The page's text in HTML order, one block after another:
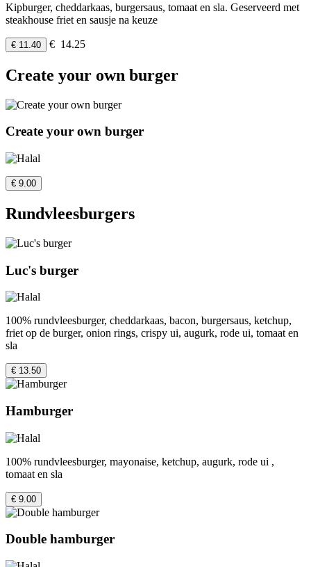
Kipburger, cheddarkaas, burgersaus, tomaat en sla. Geserveerd met
steakhouse friet en sausje na keuze
€ 11.40 € 14.25
Create your own burger
Create your own burger
€ 9.00
Rundvleesburgers
Luc's burger
100% rundvleesburger, cheddarkaas, bacon, burgersaus, ketchup,
friet op de burger, onion rings, crispy ui, augurk, rode ui, tomaat en
sla
€ 13.50
Hamburger
100% rundvleesburger, mayonaise, ketchup, augurk, rode ui ,
tomaat en sla
€ 9.00
Double hamburger